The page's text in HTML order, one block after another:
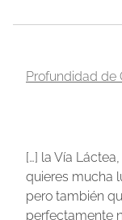
Profundidad de
[…] la Vía
quieres mucha
pero también
perfectamente